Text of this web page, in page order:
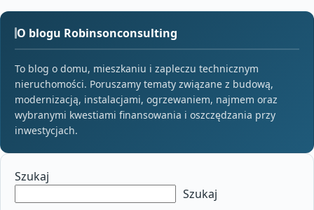
O blogu Robinsonconsulting
To blog o domu, mieszkaniu i zapleczu technicznym
nieruchomości. Poruszamy tematy związane z budową,
modernizacją, instalacjami, ogrzewaniem, najmem oraz
wybranymi kwestiami finansowania i oszczędzania przy
inwestycjach.
Szukaj
Szukaj